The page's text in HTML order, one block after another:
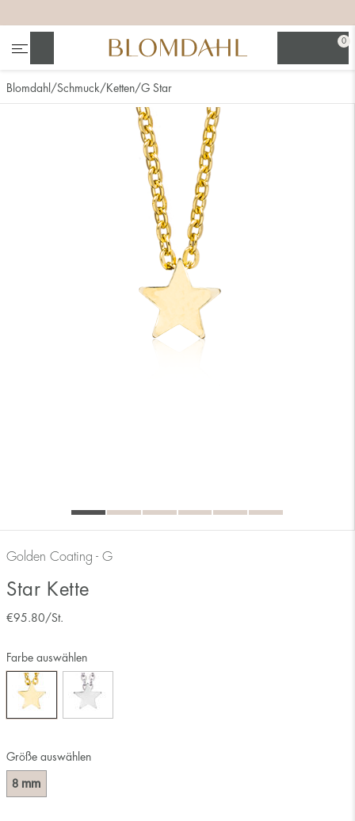
0
Alle anzeigen
Blomdahl Schmuck Ketten G Star
Golden Coating - G
Star Kette
€95.80/St.
Größe auswählen
8 mm
Farbe auswählen